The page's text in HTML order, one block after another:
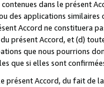
dans le présent
des applications
Accord ne constituera
présent Accord, et (d)
que nous pourrions
que si elles sont
présent Accord, du fait de